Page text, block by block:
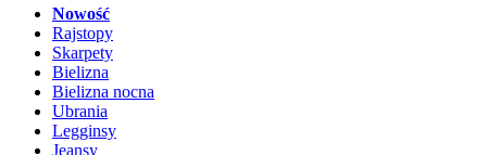
Nowość
Rajstopy
Skarpety
Bielizna
Bielizna nocna
Ubrania
Legginsy
Jeansy